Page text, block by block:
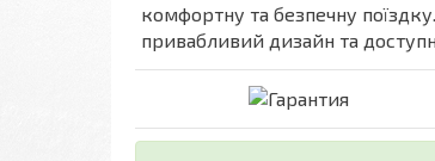
комфортну та безпечну
привабливий дизайн та